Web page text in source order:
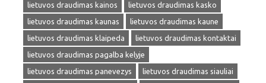
lietuvos draudimas kainos
lietuvos draudimas kasko
lietuvos draudimas kaunas
lietuvos draudimas kaune
lietuvos draudimas klaipeda
lietuvos draudimas kontaktai
lietuvos draudimas pagalba kelyje
lietuvos draudimas panevezys
lietuvos draudimas siauliai